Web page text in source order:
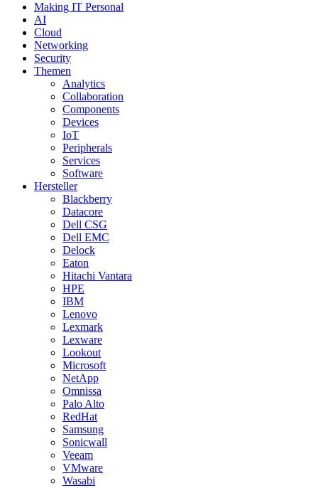
Making IT Personal
AI
Cloud
Networking
Security
Themen
Analytics
Collaboration
Components
Devices
IoT
Peripherals
Services
Software
Hersteller
Blackberry
Datacore
Dell CSG
Dell EMC
Delock
Eaton
Hitachi Vantara
HPE
IBM
Lenovo
Lexmark
Lexware
Lookout
Microsoft
NetApp
Omnissa
Palo Alto
RedHat
Samsung
Sonicwall
Veeam
VMware
Wasabi